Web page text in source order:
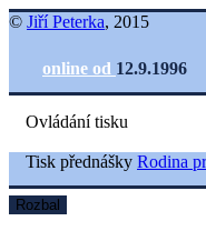
© Jiří Peterka, 2015
online od 12.9.1996
Ovládání tisku
Tisk přednášky Rodina
Rozbal